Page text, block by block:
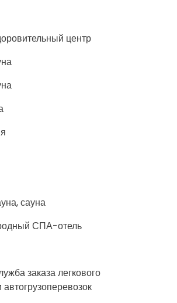
центр
сауна
СПА-отель
заказа легкового